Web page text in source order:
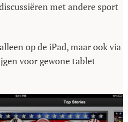
met andere sport
op de iPad, maar ook via
voor gewone tablet